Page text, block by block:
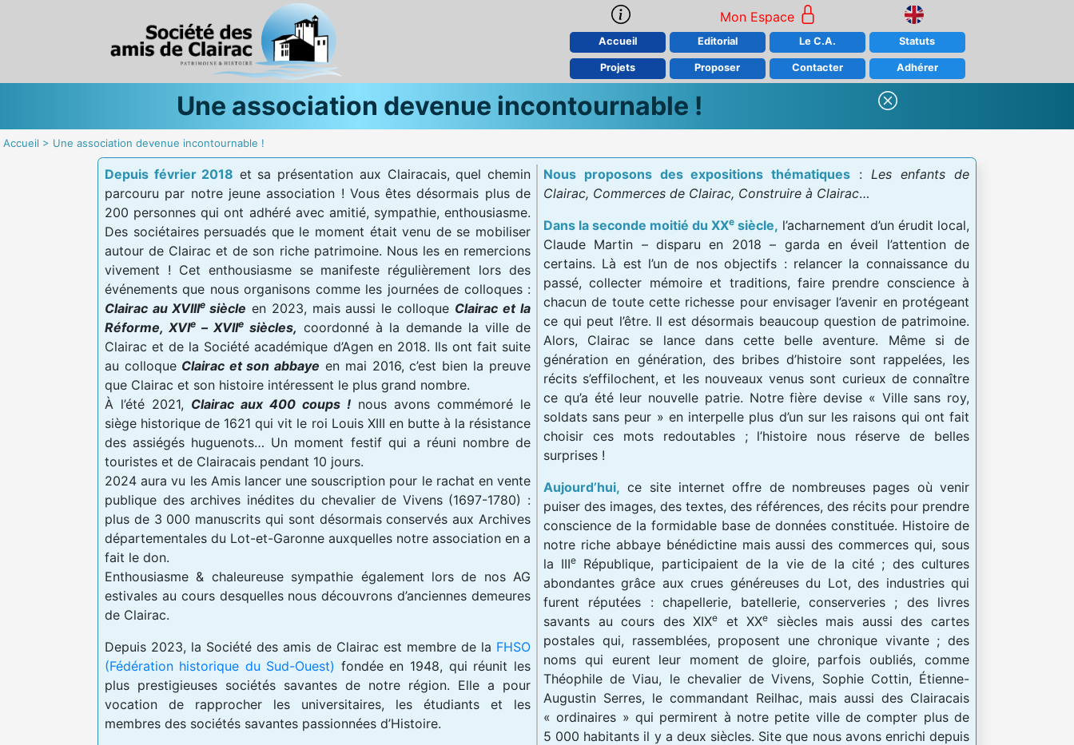
Mon Espace
Accueil Editorial Le C.A. Statuts
Projets Proposer Contacter Adhérer
Une association devenue incontournable !
Accueil > Une association devenue incontournable !
Depuis février 2018 et sa présentation aux Clairacais, quel chemin
parcouru par notre jeune association ! Vous êtes désormais plus de
200 personnes qui ont adhéré avec amitié, sympathie, enthousiasme.
Des sociétaires persuadés que le moment était venu de se mobiliser
autour de Clairac et de son riche patrimoine. Nous les en remercions
vivement ! Cet enthousiasme se manifeste régulièrement lors des
événements que nous organisons comme les journées de colloques :
Clairac au XVIIIe siècle en 2023, mais aussi le colloque Clairac et la
Réforme, XVIe – XVIIe siècles, coordonné à la demande la ville de
Clairac et de la Société académique d’Agen en 2018. Ils ont fait suite
au colloque Clairac et son abbaye en mai 2016, c’est bien la preuve
que Clairac et son histoire intéressent le plus grand nombre.
À l’été 2021, Clairac aux 400 coups ! nous avons commémoré le
siège historique de 1621 qui vit le roi Louis XIII en butte à la résistance
des assiégés huguenots… Un moment festif qui a réuni nombre de
touristes et de Clairacais pendant 10 jours.
2024 aura vu les Amis lancer une souscription pour le rachat en vente
publique des archives inédites du chevalier de Vivens (1697-1780) :
plus de 3 000 manuscrits qui sont désormais conservés aux Archives
départementales du Lot-et-Garonne auxquelles notre association en a
fait le don.
Enthousiasme & chaleureuse sympathie également lors de nos AG
estivales au cours desquelles nous découvrons d’anciennes demeures
de Clairac.
Depuis 2023, la Société des amis de Clairac est membre de la FHSO
(Fédération historique du Sud-Ouest) fondée en 1948, qui réunit les
plus prestigieuses sociétés savantes de notre région. Elle a pour
vocation de rapprocher les universitaires, les étudiants et les
membres des sociétés savantes passionnées d’Histoire.
Nous proposons des expositions thématiques : Les enfants de
Clairac, Commerces de Clairac, Construire à Clairac…
Dans la seconde moitié du XXe siècle, l’acharnement d’un érudit local,
Claude Martin – disparu en 2018 – garda en éveil l’attention de
certains. Là est l’un de nos objectifs : relancer la connaissance du
passé, collecter mémoire et traditions, faire prendre conscience à
chacun de toute cette richesse pour envisager l’avenir en protégeant
ce qui peut l’être. Il est désormais beaucoup question de patrimoine.
Alors, Clairac se lance dans cette belle aventure. Même si de
génération en génération, des bribes d’histoire sont rappelées, les
récits s’effilochent, et les nouveaux venus sont curieux de connaître
ce qu’a été leur nouvelle patrie. Notre fière devise « Ville sans roy,
soldats sans peur » en interpelle plus d’un sur les raisons qui ont fait
choisir ces mots redoutables ; l’histoire nous réserve de belles
surprises !
Aujourd’hui, ce site internet offre de nombreuses pages où venir
puiser des images, des textes, des références, des récits pour prendre
conscience de la formidable base de données constituée. Histoire de
notre riche abbaye bénédictine mais aussi des commerces qui, sous
la IIIe
République, participaient de la vie de la cité ; des cultures
abondantes grâce aux crues généreuses du Lot, des industries qui
furent réputées : chapellerie, batellerie, conserveries ; des livres
savants au cours des XIXe et XXe
siècles mais aussi des cartes
postales qui, rassemblées, proposent une chronique vivante ; des
noms qui eurent leur moment de gloire, parfois oubliés, comme
Théophile de Viau, le chevalier de Vivens, Sophie Cottin, Étienne-
Augustin Serres, le commandant Reilhac, mais aussi des Clairacais
« ordinaires » qui permirent à notre petite ville de compter plus de
5 000 habitants il y a deux siècles. Site que nous avons enrichi depuis